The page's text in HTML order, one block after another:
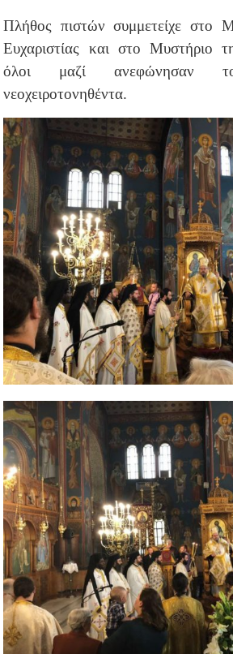
Πλήθος πιστών συμμετείχε στο
Ευχαριστίας και στο Μυστήριο
όλοι μαζί ανεφώνησαν
νεοχειροτονηθέντα.